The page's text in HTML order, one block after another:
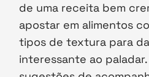
de uma receita bem
apostar em alimentos
tipos de textura para
interessante ao